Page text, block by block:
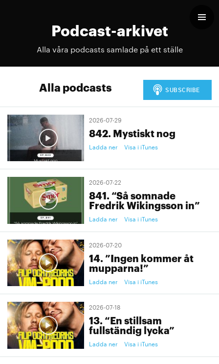
Podcast-arkivet
Alla våra podcasts samlade på ett ställe
Alla podcasts
2026-07-29
842. Mystiskt nog
Ladda ner Visa i iTunes
2026-07-22
841. “Så somnade
Fredrik Wikingsson in”
Ladda ner Visa i iTunes
2026-07-20
14. ”Ingen kommer åt
mupparna!”
Ladda ner Visa i iTunes
2026-07-18
13. “En stillsam
fullständig lycka”
Ladda ner Visa i iTunes